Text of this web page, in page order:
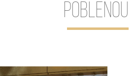
Céramique
POBLENOU